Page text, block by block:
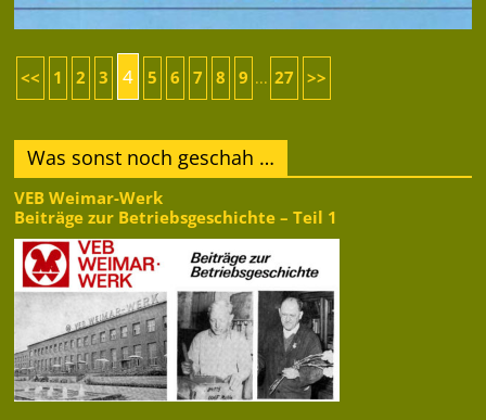
<< 1 2 3 4 5 6 7 8 9 ... 27 >>
Was sonst noch geschah …
VEB Weimar-Werk
Beiträge zur Betriebsgeschichte – Teil 1